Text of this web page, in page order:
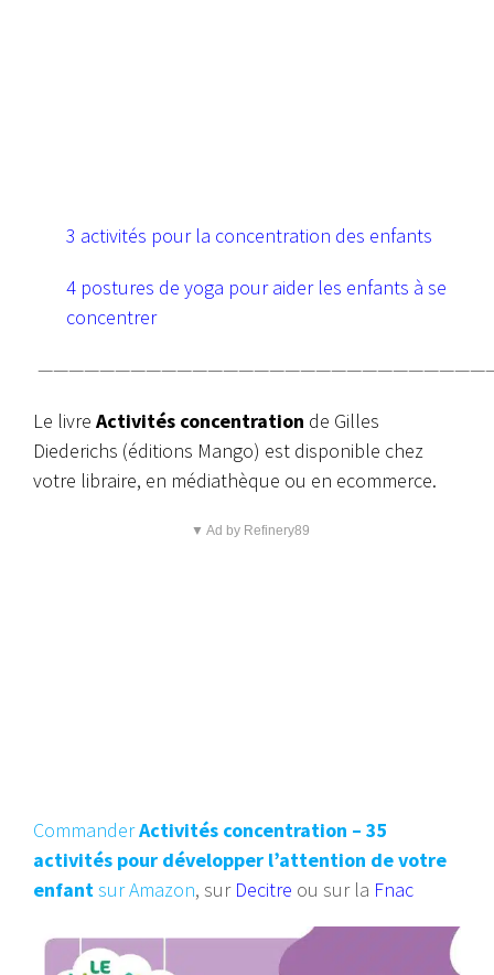
3 activités pour la concentration des enfants
4 postures de yoga pour aider les enfants à se
concentrer
Le livre Activités concentration de Gilles
Diederichs (éditions Mango) est disponible chez
votre libraire, en médiathèque ou en ecommerce.
▼ Ad by Refinery89
CommanderActivités concentration – 35
activités pour développer l’attention de votre
enfantsur Amazon, sur Decitre ou sur la Fnac